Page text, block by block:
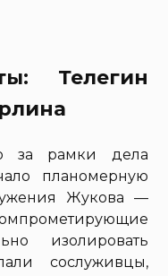
Телегин
за рамки дела
планомерную
Жукова —
изолировать
сослуживцы,